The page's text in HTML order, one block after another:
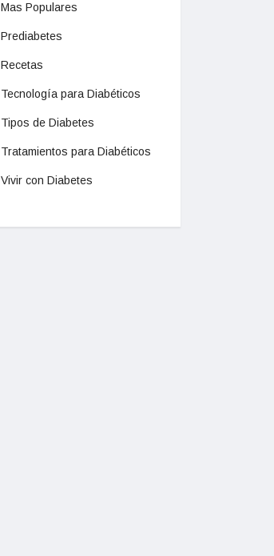
Mas Populares
Prediabetes
Recetas
Tecnología para Diabéticos
Tipos de Diabetes
Tratamientos para Diabéticos
Vivir con Diabetes